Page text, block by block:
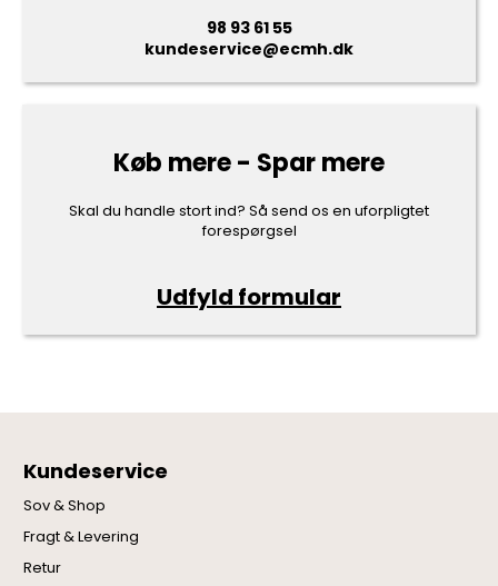
98 93 61 55
kundeservice@ecmh.dk
Køb mere - Spar mere
Skal du handle stort ind? Så send os en uforpligtet
forespørgsel
Udfyld formular
Kundeservice
Sov & Shop
Fragt & Levering
Retur